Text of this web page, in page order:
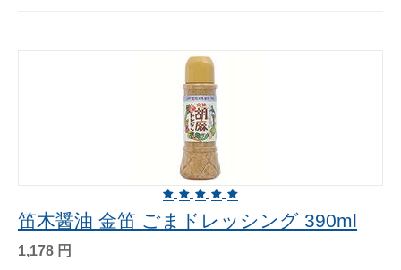
笛木醤油 金笛 ごまドレッシング 390ml
1,178 円